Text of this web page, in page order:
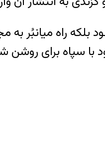
با سپاه برای